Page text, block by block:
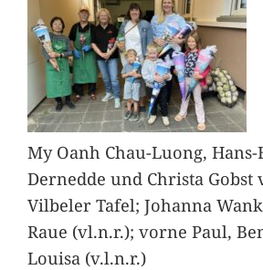
My Oanh Chau-Luong,
Dernedde und Christa Gobst
Vilbeler Tafel; Johanna
Raue (vl.n.r.); vorne Paul,
Louisa (v.l.n.r.)